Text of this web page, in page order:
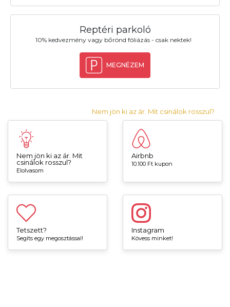
Reptéri parkoló
10% kedvezmény vagy bőrönd fóliázás - csak nektek!
MEGNÉZEM
Nem jön ki az ár. Mit csinálok rosszul?
Nem jön ki az ár. Mit
csinálok rosszul?
Elolvasom
Airbnb
10.100 Ft kupon
Tetszett?
Segíts egy megosztással!
Instagram
Kövess minket!